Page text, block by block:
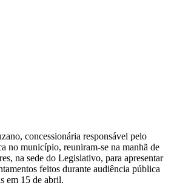
concessionária responsável pelo
no município, reuniram-se na manhã de
na sede do Legislativo, para apresentar
feitos durante audiência pública
em 15 de abril.